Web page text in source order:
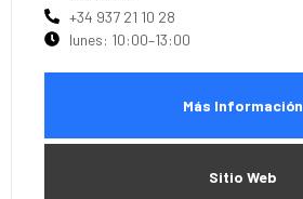
+34 937 21 10 28
lunes: 10:00–13:00
Más Información
Sitio Web